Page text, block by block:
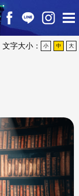
文字大小： 小 中 大